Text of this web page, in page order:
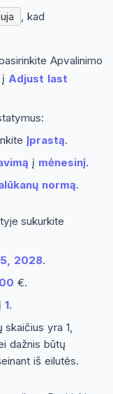
, kad
Apvalinimo
įAdjust last
Įprastą.
į mėnesinį.
normą.
sukurkite
2028.
€.
į 1.
skaičius yra 1,
dažnis būtų
iš eilutės.